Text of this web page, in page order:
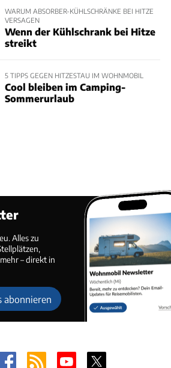
WARUM ABSORBER-KÜHLSCHRÄNKE BEI HITZE
VERSAGEN
Wenn der Kühlschrank bei Hitze
streikt
5 TIPPS GEGEN HITZESTAU IM WOHNMOBIL
Cool bleiben im Camping-
Sommerurlaub
Alles zu
– direkt in
abonnieren